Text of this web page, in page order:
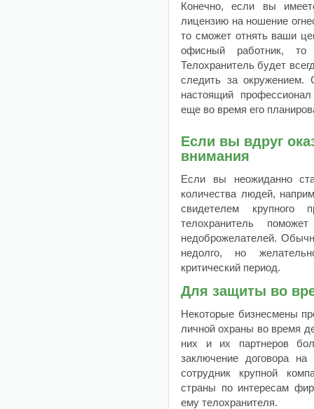
Конечно, если вы
лицензию на ношение
то сможет отнять ваши
офисный работник,
Телохранитель будет
следить за
настоящий
еще во время его
Если вы вдруг
внимания
Если вы неожиданно
количества людей,
свидетелем крупного
телохранитель
недоброжелателей.
недолго, но
критический период.
Для защиты во
Некоторые бизнесмены
личной охраны во время
них и их партнеров
заключение договора
сотрудник крупной
страны по интересам
ему телохранителя.